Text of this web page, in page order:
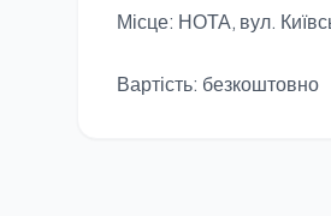
Місце: НОТА, вул.
Вартість: безкоштовно